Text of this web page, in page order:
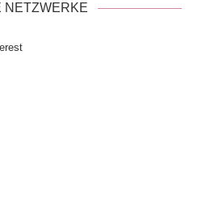
NETZWERKE